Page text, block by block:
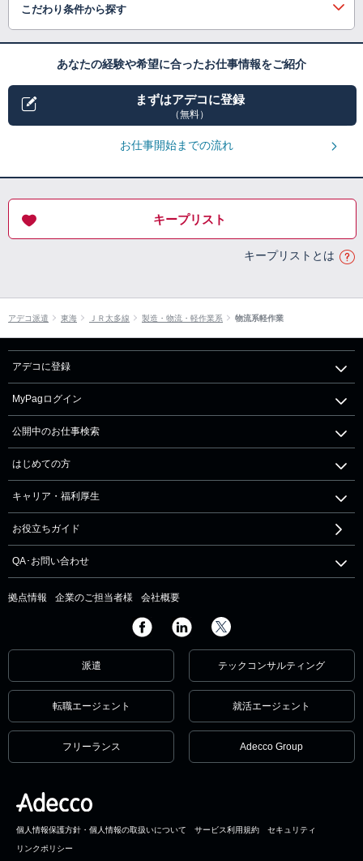
こだわり条件から探す
あなたの経験や希望に合ったお仕事情報をご紹介
まずはアデコに登録
（無料）
お仕事開始までの流れ
キープリスト
キープリストとは
アデコ派遣 東海 ＪＲ太多線 製造・物流・軽作業系 物流系軽作業
アデコに登録
MyPagログイン
公開中のお仕事検索
はじめての方
キャリア・福利厚生
お役立ちガイド
QA･お問い合わせ
拠点情報 企業のご担当者様 会社概要
派遣 テックコンサルティング
転職エージェント 就活エージェント
フリーランス Adecco Group
個人情報保護方針・個人情報の取扱いについて サービス利用規約 セキュリティ
リンクポリシー